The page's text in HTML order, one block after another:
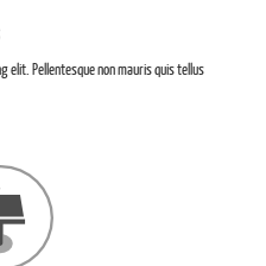
elit. Pellentesque non mauris quis tellus